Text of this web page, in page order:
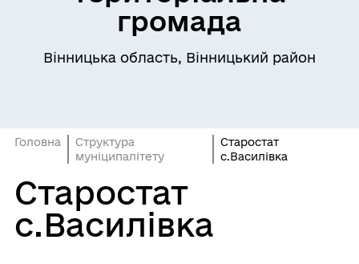
громада
Вінницька область, Вінницький район
Головна
Структура
муніципалітету
Старостат
с.Василівка
Старостат
с.Василівка